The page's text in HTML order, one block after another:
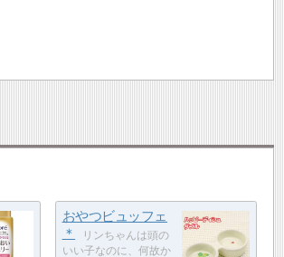
おやつビュッフェ
＊
リンちゃんは頭の
いい子なのに、何故か